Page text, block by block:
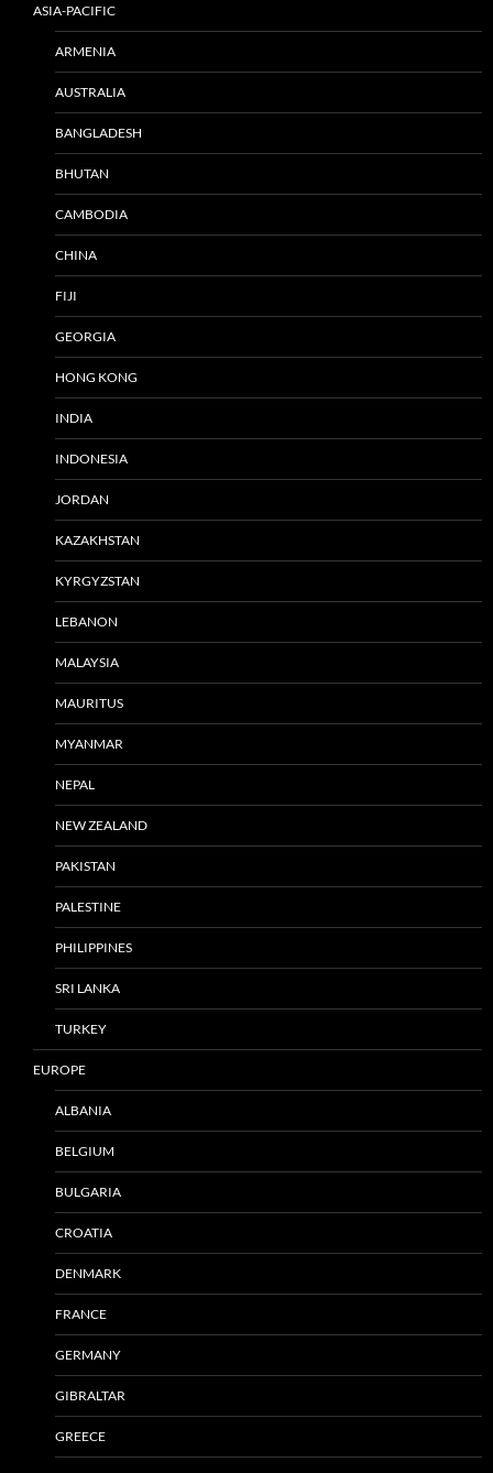
ASIA-PACIFIC
ARMENIA
AUSTRALIA
BANGLADESH
BHUTAN
CAMBODIA
CHINA
FIJI
GEORGIA
HONG KONG
INDIA
INDONESIA
JORDAN
KAZAKHSTAN
KYRGYZSTAN
LEBANON
MALAYSIA
MAURITUS
MYANMAR
NEPAL
NEW ZEALAND
PAKISTAN
PALESTINE
PHILIPPINES
SRI LANKA
TURKEY
EUROPE
ALBANIA
BELGIUM
BULGARIA
CROATIA
DENMARK
FRANCE
GERMANY
GIBRALTAR
GREECE